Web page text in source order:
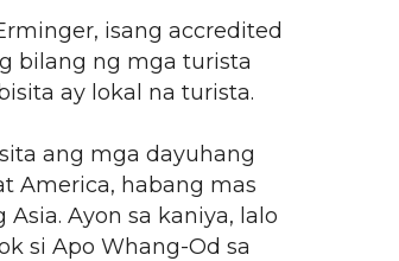
isang accredited
bilang ng mga turista
ay lokal na turista.
ang mga dayuhang
America, habang mas
Ayon sa kaniya, lalo
si Apo Whang-Od sa